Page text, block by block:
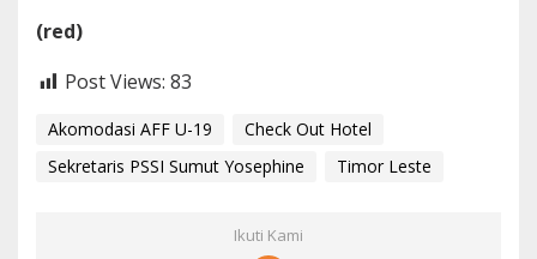
(red)
Post Views: 83
Akomodasi AFF U-19
Check Out Hotel
Sekretaris PSSI Sumut Yosephine
Timor Leste
Ikuti Kami